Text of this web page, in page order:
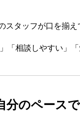
タッフが口を揃え
「相談しやすい」
分のペース